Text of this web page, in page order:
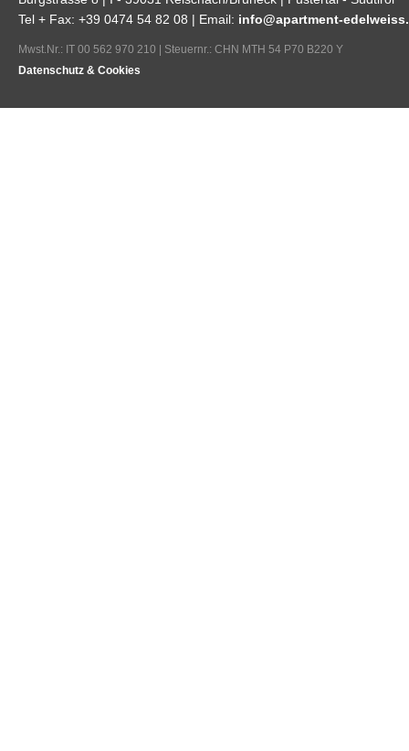
Tel + Fax: +39 0474 54 82 08 | Email: info@apartment-
Mwst.Nr.: IT 00 562 970 210 | Steuernr.: CHN MTH 54 P70 B220 Y
Datenschutz & Cookies